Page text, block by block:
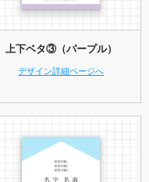
上下ベタ③（パープル）
デザイン詳細ページへ